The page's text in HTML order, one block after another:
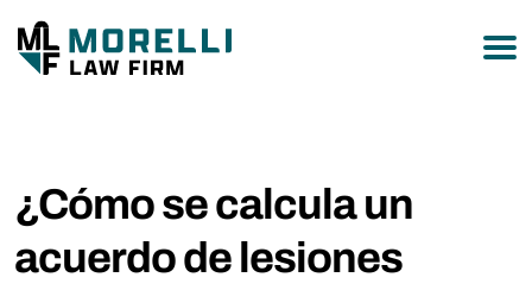
¿Cómo se calcula un
acuerdo de lesiones